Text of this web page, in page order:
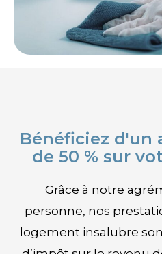
Bénéficiez d'un
de 50 % sur
Grâce à notre
personne, nos
logement insalubre